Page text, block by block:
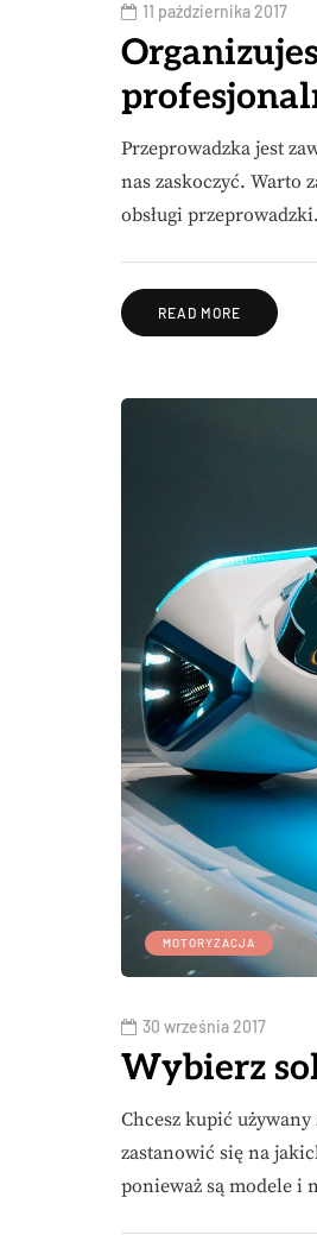
11 października 2017
Przeprowadzka jest
nas zaskoczyć. Warto
obsługi
READ MORE
MOTORYZACJA
30 września 2017
Wybierz
Chcesz kupić
zastanowić się na
ponieważ są modele i